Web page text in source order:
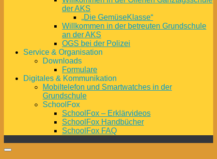
der AKS
„Die GemüseKlasse“
Willkommen in der betreuten Grundschule
an der AKS
OGS bei der Polizei
Service & Organisation
Downloads
Formulare
Digitales & Kommunikation
Mobiltelefon und Smartwatches in der
Grundschule
SchoolFox
SchoolFox – Erklärvideos
SchoolFox Handbücher
SchoolFox FAQ